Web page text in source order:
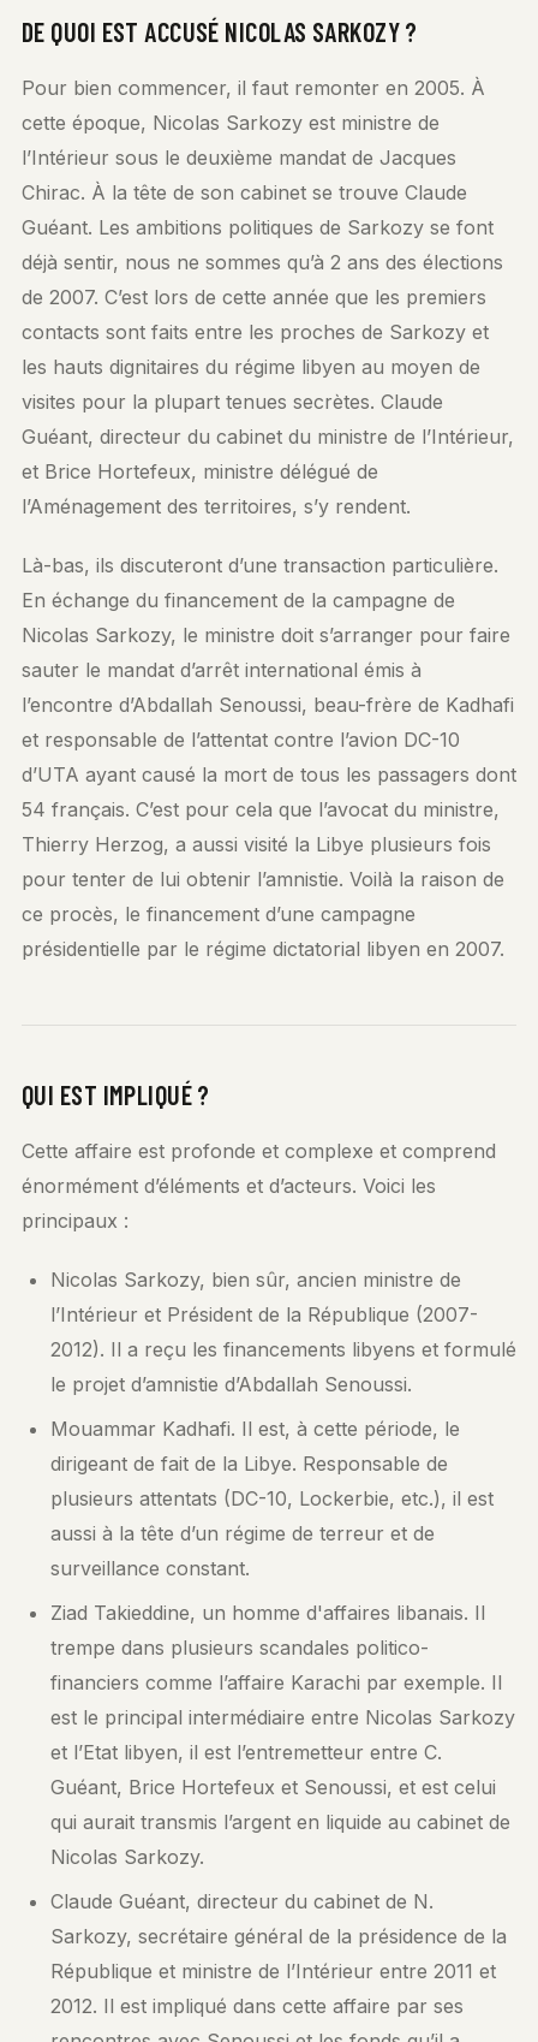
DE QUOI EST ACCUSÉ NICOLAS SARKOZY ?
Pour bien commencer, il faut remonter en 2005. À
cette époque, Nicolas Sarkozy est ministre de
l’Intérieur sous le deuxième mandat de Jacques
Chirac. À la tête de son cabinet se trouve Claude
Guéant. Les ambitions politiques de Sarkozy se font
déjà sentir, nous ne sommes qu’à 2 ans des élections
de 2007. C’est lors de cette année que les premiers
contacts sont faits entre les proches de Sarkozy et
les hauts dignitaires du régime libyen au moyen de
visites pour la plupart tenues secrètes. Claude
Guéant, directeur du cabinet du ministre de l’Intérieur,
et Brice Hortefeux, ministre délégué de
l’Aménagement des territoires, s’y rendent.
Là-bas, ils discuteront d’une transaction particulière.
En échange du financement de la campagne de
Nicolas Sarkozy, le ministre doit s’arranger pour faire
sauter le mandat d’arrêt international émis à
l’encontre d’Abdallah Senoussi, beau-frère de Kadhafi
et responsable de l’attentat contre l’avion DC-10
d’UTA ayant causé la mort de tous les passagers dont
54 français. C’est pour cela que l’avocat du ministre,
Thierry Herzog, a aussi visité la Libye plusieurs fois
pour tenter de lui obtenir l’amnistie. Voilà la raison de
ce procès, le financement d’une campagne
présidentielle par le régime dictatorial libyen en 2007.
QUI EST IMPLIQUÉ ?
Cette affaire est profonde et complexe et comprend
énormément d’éléments et d’acteurs. Voici les
principaux :
Nicolas Sarkozy, bien sûr, ancien ministre de
l’Intérieur et Président de la République (2007-
2012). Il a reçu les financements libyens et formulé
le projet d’amnistie d’Abdallah Senoussi.
Mouammar Kadhafi. Il est, à cette période, le
dirigeant de fait de la Libye. Responsable de
plusieurs attentats (DC-10, Lockerbie, etc.), il est
aussi à la tête d’un régime de terreur et de
surveillance constant.
Ziad Takieddine, un homme d'affaires libanais. Il
trempe dans plusieurs scandales politico-
financiers comme l’affaire Karachi par exemple. Il
est le principal intermédiaire entre Nicolas Sarkozy
et l’Etat libyen, il est l’entremetteur entre C.
Guéant, Brice Hortefeux et Senoussi, et est celui
qui aurait transmis l’argent en liquide au cabinet de
Nicolas Sarkozy.
Claude Guéant, directeur du cabinet de N.
Sarkozy, secrétaire général de la présidence de la
République et ministre de l’Intérieur entre 2011 et
2012. Il est impliqué dans cette affaire par ses